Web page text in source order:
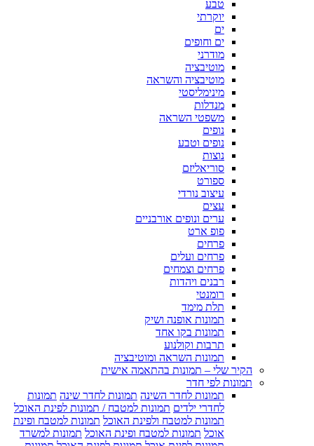
טבע
יוקרתי
ים
ים וחופים
מודרני
מוטיבציה
מוטיבציה והשראה
מינימליסטי
מנדלות
משפטי השראה
נופים
נופים וטבע
נוצות
סוריאליזם
ספורט
עיצוב נורדי
עצים
ערים ונופים אורבניים
פופ ארט
פרחים
פרחים ועלים
פרחים וצמחים
רבנים ויהדות
רומנטי
תלת מימד
תמונות אופנה ושיק
תמונות בקו אחד
תרבות וקולנוע
תמונות השראה ומוטיבציה
הקיר שלי – תמונות בהתאמה אישית
תמונות לפי חדר
תמונות לחדר השינה תמונות לחדר שינה תמונות
לחדרי ילדים תמונות למטבח / תמונות לפינת האוכל
תמונות למטבח ולפינת האוכל תמונות למטבח ופינת
אוכל תמונות למטבח ופינת האוכל תמונות למשרד